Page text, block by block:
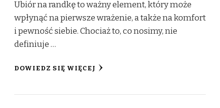
Ubiór na randkę to ważny element, który może
wpłynąć na pierwsze wrażenie, a także na komfort
i pewność siebie. Chociaż to, co nosimy, nie
definiuje …
DOWIEDZ SIĘ WIĘCEJ